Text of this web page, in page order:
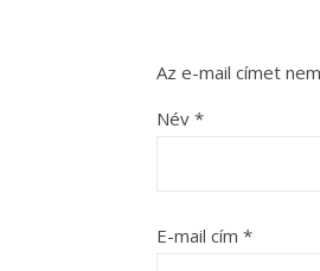
Az e-mail címet
Név *
E-mail cím *